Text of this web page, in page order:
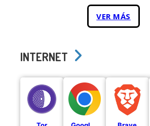
VER MÁS
INTERNET